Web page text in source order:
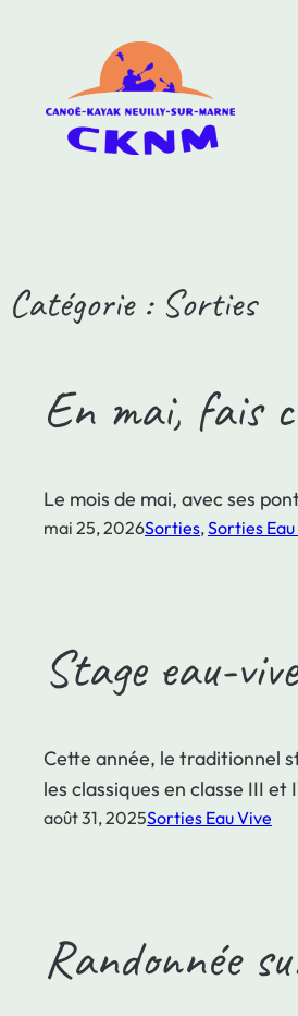
Catégorie : Sorties
En mai, fais
Le mois de mai, avec ses
mai 25, 2026Sorties, Sorties
Stage eau-
Cette année, le traditionnel
les classiques en classe III
août 31, 2025Sorties Eau Vive
Randonnée